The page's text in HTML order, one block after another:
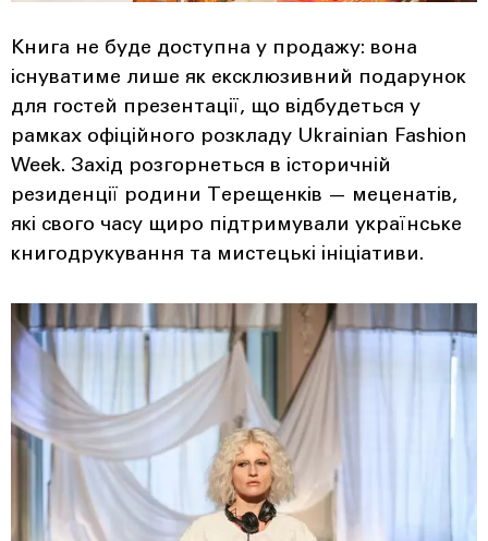
Книга не буде доступна у продажу: вона
існуватиме лише як ексклюзивний подарунок
для гостей презентації, що відбудеться у
рамках офіційного розкладу Ukrainian Fashion
Week. Захід розгорнеться в історичній
резиденції родини Терещенків — меценатів,
які свого часу щиро підтримували українське
книгодрукування та мистецькі ініціативи.